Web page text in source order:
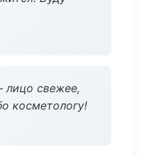
свежее,
косметологу!